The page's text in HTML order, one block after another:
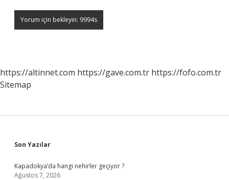
https://altinnet.com https://gave.com.tr https://fofo.com.tr
Sitemap
Sidebar
Son Yazılar
Kapadokya’da hangi nehirler geçiyor ?
Ağustos 7, 2026